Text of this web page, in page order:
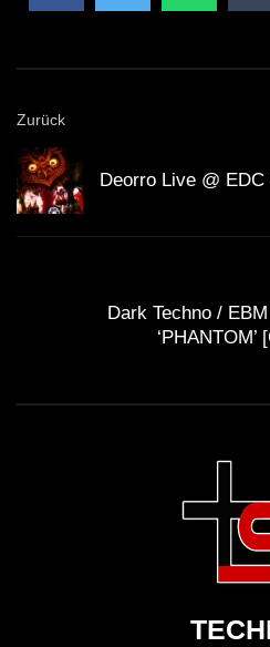
Zurück
Deorro Live @
Dark Techno /
‘PHANTOM’